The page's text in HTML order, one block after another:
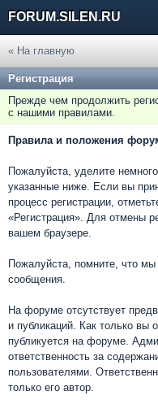
FORUM.SILEN.RU
« На главную
Регистрация
Прежде чем продолжить
с нашими правилами.
Правила и положения
Пожалуйста, уделите
указанные ниже. Если вы
процесс регистрации,
«Регистрация». Для отмены
вашем браузере.
Пожалуйста, помните, что
сообщения.
На форуме отсутствует
и публикаций. Как только вы
публикуется на форуме.
ответственность за
пользователями.
только его автор.